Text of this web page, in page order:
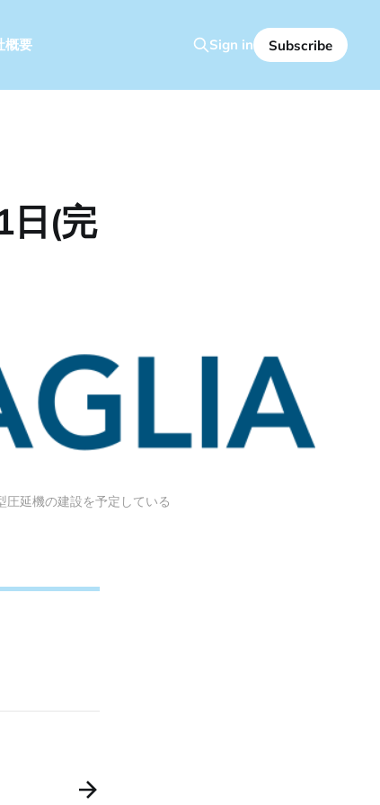
概要 Sign in Subscribe
日(完
延機の建設を予定している